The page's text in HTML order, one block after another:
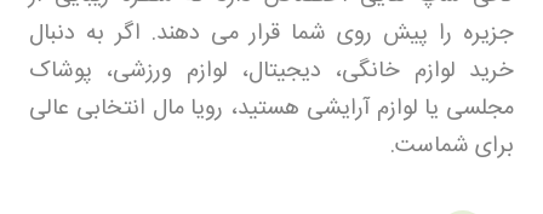
جزیره را پیش روی شما قرار می دهند. اگر به دنبال
خرید لوازم خانگی، دیجیتال، لوازم ورزشی، پوشاک
مجلسی یا لوازم آرایشی هستید، رویا مال انتخابی عالی
برای شماست.